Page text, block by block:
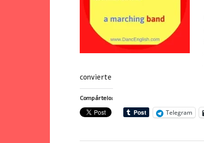
convierte
Compártelo:
Telegram